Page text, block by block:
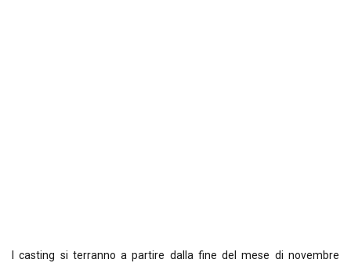
I casting si terranno a partire dalla fine del mese di novembre